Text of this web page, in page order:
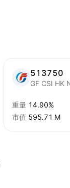
513750
重量 14.90%
市值 ‪595.71 M‬